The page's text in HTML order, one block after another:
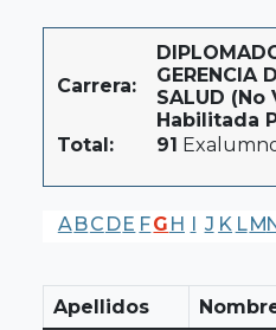
Carrera:
GERENCIA
SALUD
Habilitada
Total:
91
A BC DE FG H I J K LM
Apellidos